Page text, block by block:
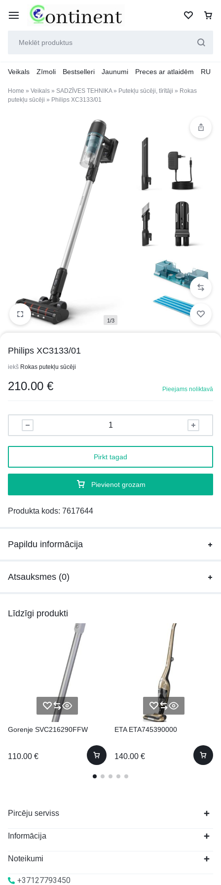
Veikals Zīmoli Bestselleri Jaunumi Preces ar atlaidēm RU
Home » Veikals » SADZĪVES TEHNIKA» Putekļu sūcēji, tīrītāji » Rokas
putekļu sūcēji » Philips XC3133/01
1/3
Philips XC3133/01
iekš Rokas putekļu sūcēji
210.00 € Pieejams noliktavā
Pievienot grozam
Pirkt tagad
Produkta kods: 7617644
Papildu informācija
Atsauksmes (0)
Līdzīgi produkti
Gorenje SVC216290FFW
110.00 €
ETA ETA745390000
140.00 €
Pircēju serviss
Informācija
Noteikumi
+37127793450